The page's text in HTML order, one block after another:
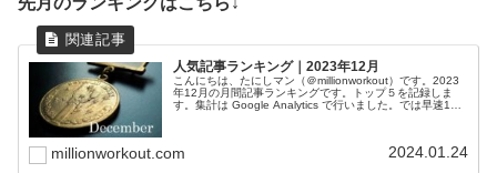
人気記事ランキング｜2023年12月
こんにちは、たにしマン（＠millionworkout）です。2023
年12月の月間記事ランキングです。トップ５を記録しま
す。集計は Google Analytics で行いました。では早速1位
millionworkout.com 2024.01.24